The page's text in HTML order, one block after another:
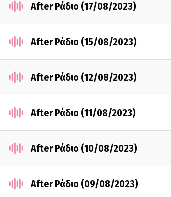
After Ράδιο (17/08/2023)
After Ράδιο (15/08/2023)
After Ράδιο (12/08/2023)
After Ράδιο (11/08/2023)
After Ράδιο (10/08/2023)
After Ράδιο (09/08/2023)